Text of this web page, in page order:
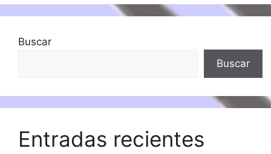
Buscar
Buscar
Entradas recientes